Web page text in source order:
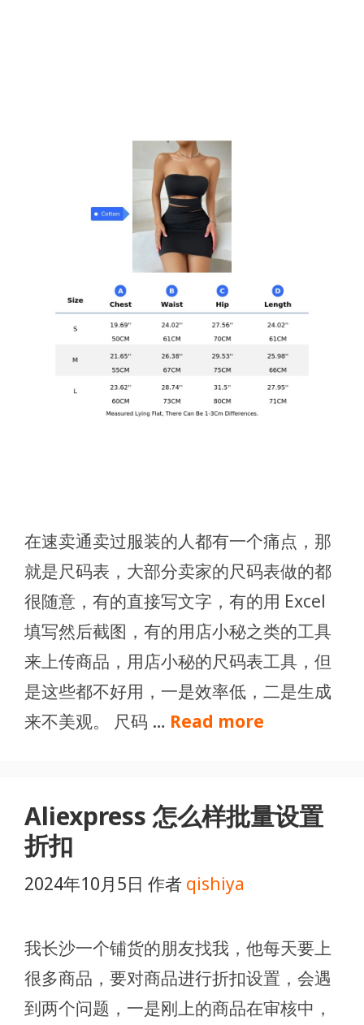
在速卖通卖过服装的人都有一个痛点，那
就是尺码表，大部分卖家的尺码表做的都
很随意，有的直接写文字，有的用 Excel
填写然后截图，有的用店小秘之类的工具
来上传商品，用店小秘的尺码表工具，但
是这些都不好用，一是效率低，二是生成
来不美观。 尺码 … Read more
Aliexpress 怎么样批量设置
折扣
2024年10月5日 作者 qishiya
我长沙一个铺货的朋友找我，他每天要上
很多商品，要对商品进行折扣设置，会遇
到两个问题，一是刚上的商品在审核中，